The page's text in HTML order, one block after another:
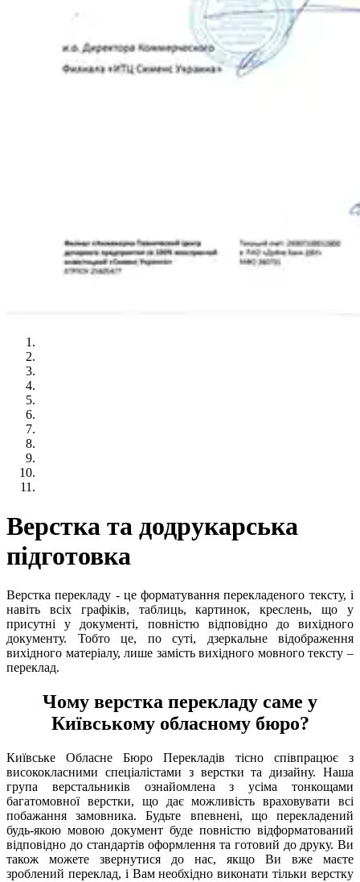
Верстка та додрукарська
підготовка
Верстка перекладу - це форматування перекладеного тексту, і
навіть всіх графіків, таблиць, картинок, креслень, що у
присутні у документі, повністю відповідно до вихідного
документу. Тобто це, по суті, дзеркальне відображення
вихідного матеріалу, лише замість вихідного мовного тексту –
переклад.
Чому верстка перекладу саме у
Київському обласному бюро?
Київське Обласне Бюро Перекладів тісно співпрацює з
висококласними спеціалістами з верстки та дизайну. Наша
група верстальників ознайомлена з усіма тонкощами
багатомовної верстки, що дає можливість враховувати всі
побажання замовника. Будьте впевнені, що перекладений
будь-якою мовою документ буде повністю відформатований
відповідно до стандартів оформлення та готовий до друку. Ви
також можете звернутися до нас, якщо Ви вже маєте
зроблений переклад, і Вам необхідно виконати тільки верстку